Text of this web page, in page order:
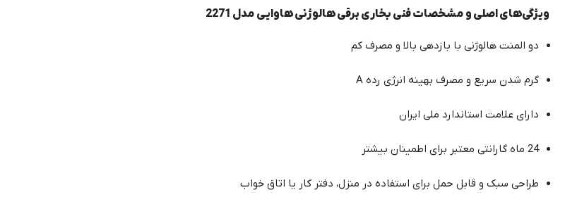
ویژگی‌های اصلی و مشخصات فنی بخاری برقی هالوژنی هاوایی مدل 2271
دو المنت هالوژنی با بازدهی بالا و مصرف کم
گرم شدن سریع و مصرف بهینه انرژی رده A
دارای علامت استاندارد ملی ایران
24 ماه گارانتی معتبر برای اطمینان بیشتر
طراحی سبک و قابل حمل برای استفاده در منزل، دفتر کار یا اتاق خواب